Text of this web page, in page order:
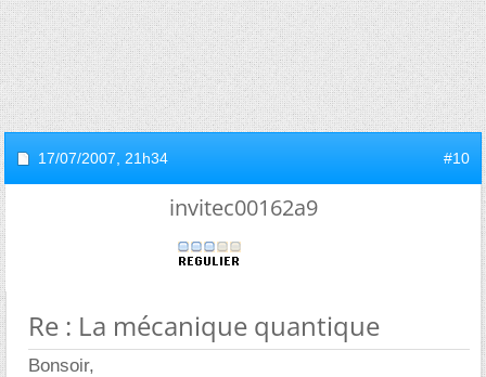
17/07/2007, 21h34 #10
invitec00162a9
Re : La mécanique quantique
Bonsoir,